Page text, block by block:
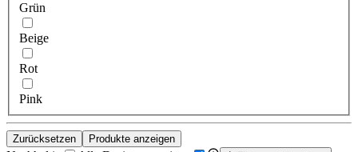
Grün
Beige
Rot
Pink
Zurücksetzen Produkte anzeigen